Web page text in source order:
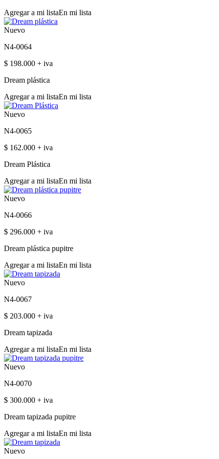
Agregar a mi listaEn mi lista
Nuevo
N4-0064
$ 198.000 + iva
Dream plástica
Agregar a mi listaEn mi lista
Nuevo
N4-0065
$ 162.000 + iva
Dream Plástica
Agregar a mi listaEn mi lista
Nuevo
N4-0066
$ 296.000 + iva
Dream plástica pupitre
Agregar a mi listaEn mi lista
Nuevo
N4-0067
$ 203.000 + iva
Dream tapizada
Agregar a mi listaEn mi lista
Nuevo
N4-0070
$ 300.000 + iva
Dream tapizada pupitre
Agregar a mi listaEn mi lista
Nuevo